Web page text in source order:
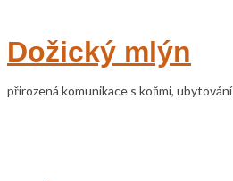
Dožický mlýn
přirozená komunikace s koňmi, ubytování